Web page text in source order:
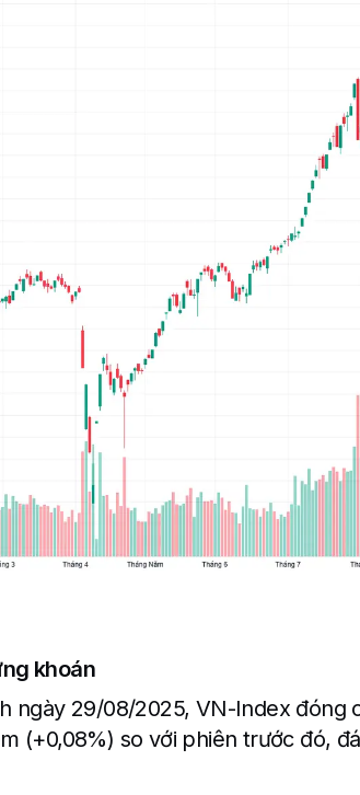
khoán
ngày 29/08/2025, VN-Index đóng
(+0,08%) so với phiên trước đó,